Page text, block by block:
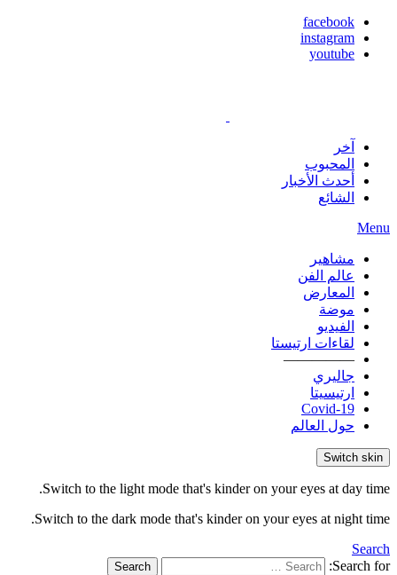
facebook
instagram
youtube
آخر
المحبوب
أحدث الأخبار
الشائع
Menu
مشاهير
عالم الفن
المعارض
موضة
الفيديو
لقاءات ارتيستا
—————
جاليري
ارتيسيتا
Covid-19
حول العالم
Switch skin
Switch to the light mode that's kinder on your eyes at day time.
Switch to the dark mode that's kinder on your eyes at night time.
Search
Search for:
Search